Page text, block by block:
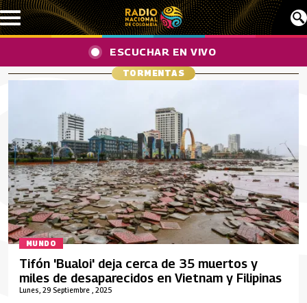
Pasar al contenido principal
ESCUCHAR EN VIVO
TORMENTAS
MUNDO
Lunes, 29 Septiembre , 2025
Tifón 'Bualoi' deja cerca de 35 muertos y
miles de desaparecidos en Vietnam y Filipinas